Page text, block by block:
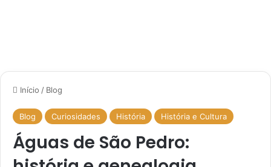
Início / Blog
Blog Curiosidades História História e Cultura
Águas de São Pedro: